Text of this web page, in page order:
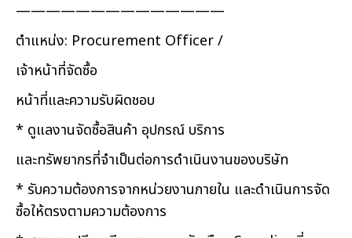
——————————————
ตำแหน่ง: Procurement Officer /
เจ้าหน้าที่จัดซื้อ
หน้าที่และความรับผิดชอบ
* ดูแลงานจัดซื้อสินค้า อุปกรณ์ บริการ
และทรัพยากรที่จำเป็นต่อการดำเนินงานของบริษัท
* รับความต้องการจากหน่วยงานภายใน และดำเนินการจัด
ซื้อให้ตรงตามความต้องการ